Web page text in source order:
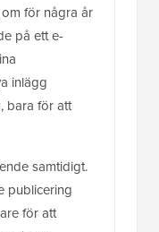
för några år
på ett e-
inlägg
bara för att
samtidigt.
publicering
för att